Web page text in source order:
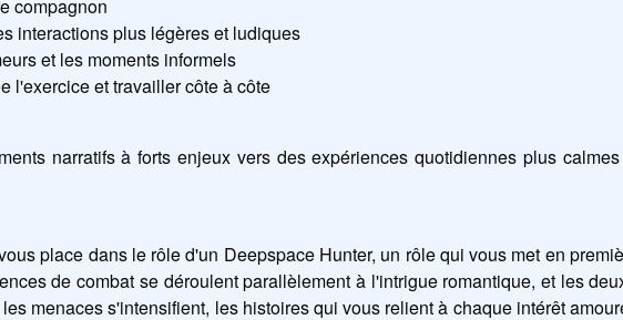
compagnon
interactions plus légères et ludiques
et les moments informels
l'exercice et travailler côte à côte
narratifs à forts enjeux vers des expériences quotidiennes plus
place dans le rôle d'un Deepspace Hunter, un rôle qui vous met en
de combat se déroulent parallèlement à l'intrigue romantique, et les
menaces s'intensifient, les histoires qui vous relient à chaque intérêt